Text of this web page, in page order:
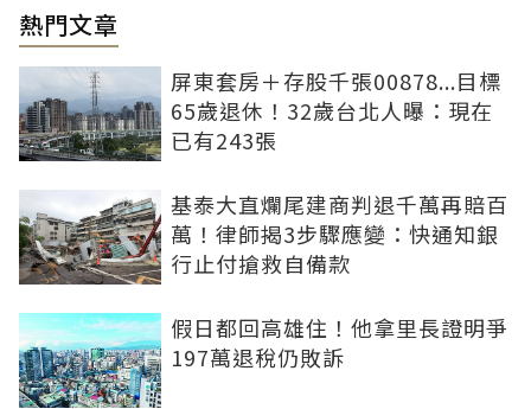
熱門文章
屏東套房＋存股千張00878...目標
65歲退休！32歲台北人曝：現在
已有243張
基泰大直爛尾建商判退千萬再賠百
萬！律師揭3步驟應變：快通知銀
行止付搶救自備款
假日都回高雄住！他拿里長證明爭
197萬退稅仍敗訴